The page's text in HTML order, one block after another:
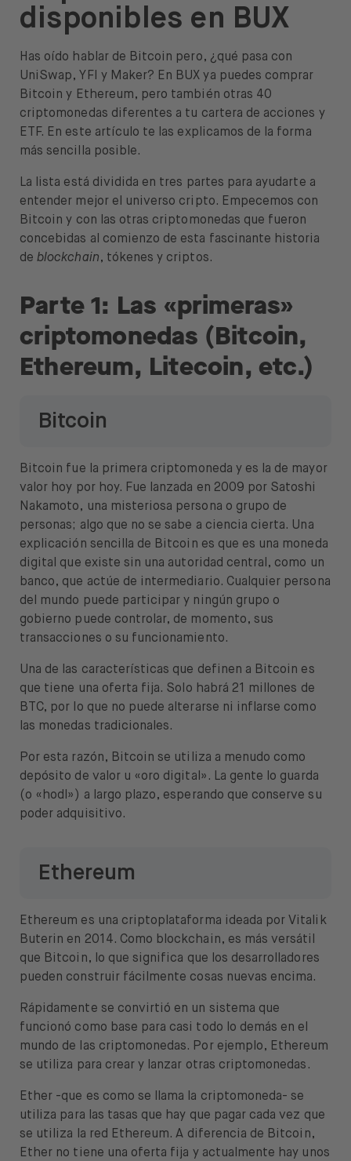
Ayuda
ES
Abrir menú de idiomas
disponibles en BUX
Has oído hablar de Bitcoin pero, ¿qué pasa con
UniSwap, YFI y Maker? En BUX ya puedes comprar
Bitcoin y Ethereum, pero también otras 40
criptomonedas diferentes a tu cartera de acciones y
ETF. En este artículo te las explicamos de la forma
más sencilla posible.
La lista está dividida en tres partes para ayudarte a
entender mejor el universo cripto. Empecemos con
Bitcoin y con las otras criptomonedas que fueron
concebidas al comienzo de esta fascinante historia
deblockchain, tókenes y criptos.
Parte 1: Las «primeras»
criptomonedas (Bitcoin,
Ethereum, Litecoin, etc.)
Bitcoin
Bitcoin fue la primera criptomoneda y es la de mayor
valor hoy por hoy. Fue lanzada en 2009 por Satoshi
Nakamoto, una misteriosa persona o grupo de
personas; algo que no se sabe a ciencia cierta. Una
explicación sencilla de Bitcoin es que es una moneda
digital que existe sin una autoridad central, como un
banco, que actúe de intermediario. Cualquier persona
del mundo puede participar y ningún grupo o
gobierno puede controlar, de momento, sus
transacciones o su funcionamiento.
Una de las características que definen a Bitcoin es
que tiene una oferta fija. Solo habrá 21 millones de
BTC, por lo que no puede alterarse ni inflarse como
las monedas tradicionales.
Por esta razón, Bitcoin se utiliza a menudo como
depósito de valor u «oro digital». La gente lo guarda
(o «hodl») a largo plazo, esperando que conserve su
poder adquisitivo.
Ethereum
Ethereum es una criptoplataforma ideada por Vitalik
Buterin en 2014. Como blockchain, es más versátil
que Bitcoin, lo que significa que los desarrolladores
pueden construir fácilmente cosas nuevas encima.
Rápidamente se convirtió en un sistema que
funcionó como base para casi todo lo demás en el
mundo de las criptomonedas. Por ejemplo, Ethereum
se utiliza para crear y lanzar otras criptomonedas.
Ether -que es como se llama la criptomoneda- se
utiliza para las tasas que hay que pagar cada vez que
se utiliza la red Ethereum. A diferencia de Bitcoin,
Ether no tiene una oferta fija y actualmente hay unos